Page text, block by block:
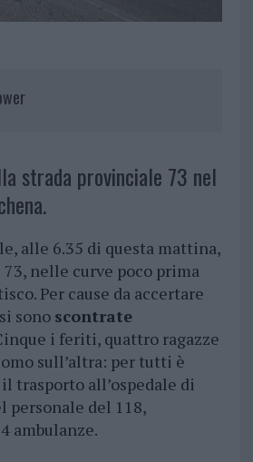
strada provinciale 73 nel
alle 6.35 di questa mattina,
nelle curve poco prima
Per cause da accertare
sono scontrate
i feriti, quattro ragazze
sull’altra: per tutti è
trasporto all’ospedale di
personale del 118,
ambulanze.